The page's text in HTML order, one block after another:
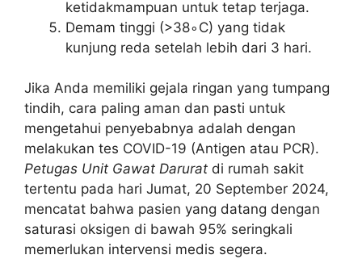
ketidakmampuan untuk tetap terjaga.
Demam tinggi (>38∘C) yang tidak
kunjung reda setelah lebih dari 3 hari.
Jika Anda memiliki gejala ringan yang tumpang
tindih, cara paling aman dan pasti untuk
mengetahui penyebabnya adalah dengan
melakukan tes COVID-19 (Antigen atau PCR).
Petugas Unit Gawat Darurat di rumah sakit
tertentu pada hari Jumat, 20 September 2024,
mencatat bahwa pasien yang datang dengan
saturasi oksigen di bawah 95% seringkali
memerlukan intervensi medis segera.